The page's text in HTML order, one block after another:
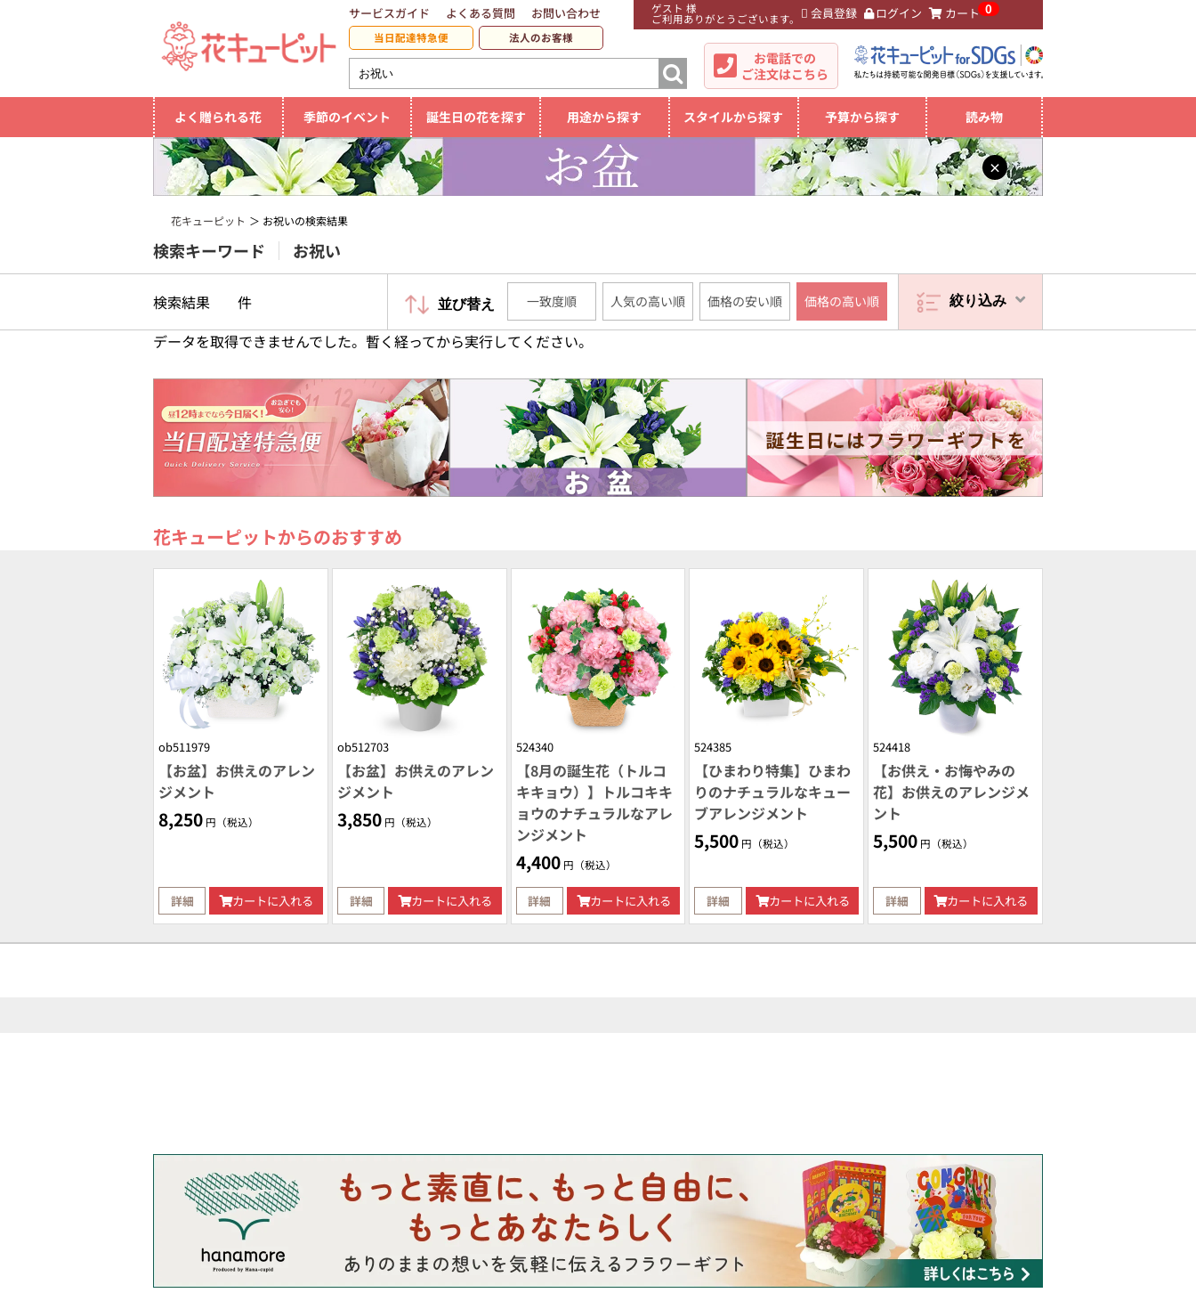
ゲスト 様
ご利用ありがとうございます。 会員登録 ログイン カート 0
サービスガイド よくある質問 お問い合わせ
当日配達特急便 法人のお客様
お電話での
ご注文はこちら
よく贈られる花 季節のイベント 誕生日の花を探す 用途から探す スタイルから探す 予算から探す 読み物
×
花キューピット お祝いの検索結果
検索キーワード お祝い
検索結果 件 並び替え 一致度順 人気の高い順 価格の安い順 価格の高い順 絞り込み
データを取得できませんでした。暫く経ってから実行してください。
花キューピットからのおすすめ
ob511979
【お盆】お供えのアレン
ジメント
8,250 円（税込）
詳細 カートに入れる
ob512703
【お盆】お供えのアレン
ジメント
3,850 円（税込）
詳細 カートに入れる
524340
【8月の誕生花（トルコ
キキョウ）】トルコキキ
ョウのナチュラルなアレ
ンジメント
4,400 円（税込）
詳細 カートに入れる
524385
【ひまわり特集】ひまわ
りのナチュラルなキュー
ブアレンジメント
5,500 円（税込）
詳細 カートに入れる
524418
【お供え・お悔やみの
花】お供えのアレンジメ
ント
5,500 円（税込）
詳細 カートに入れる